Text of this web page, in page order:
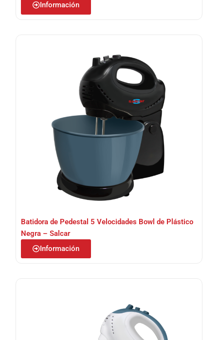
Información
Batidora de Pedestal 5 Velocidades Bowl de Plástico
Negra – Salcar
Información